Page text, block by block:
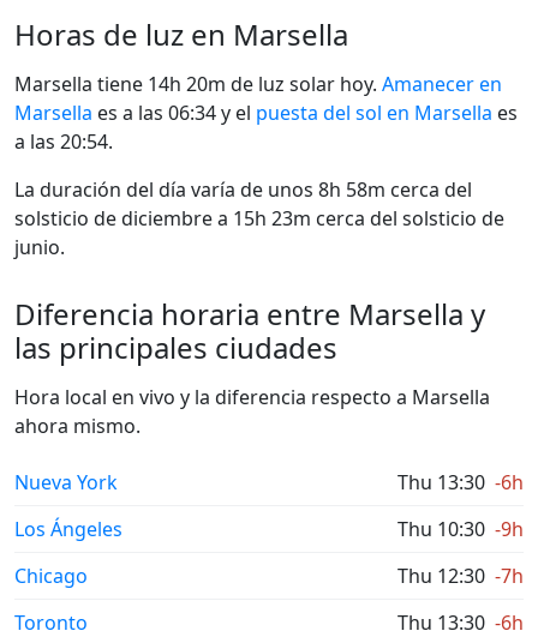
Horas de luz en Marsella
Marsella tiene 14h 20m de luz solar hoy. Amanecer en
Marsella es a las 06:34 y el puesta del sol en Marsella es
a las 20:54.
La duración del día varía de unos 8h 58m cerca del
solsticio de diciembre a 15h 23m cerca del solsticio de
junio.
Diferencia horaria entre Marsella y
las principales ciudades
Hora local en vivo y la diferencia respecto a Marsella
ahora mismo.
Nueva York Thu 13:30 -6h
Los Ángeles
Thu 10:30 -9h
Chicago
Thu 12:30 -7h
Toronto
Thu 13:30 -6h